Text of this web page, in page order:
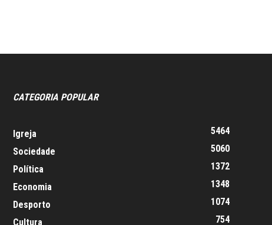
CATEGORIA POPULAR
Igreja
5464
Sociedade
5060
Política
1372
Economia
1348
Desporto
1074
Cultura
754